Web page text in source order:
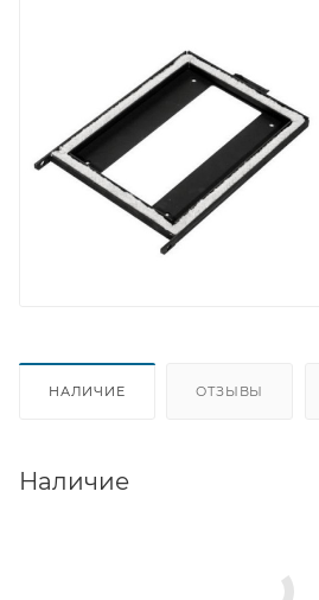
НАЛИЧИЕ ОТЗЫВЫ
Наличие